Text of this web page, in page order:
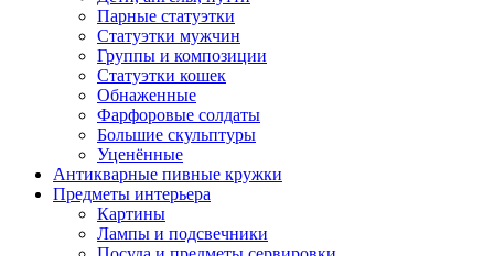
Парные статуэтки
Статуэтки мужчин
Группы и композиции
Статуэтки кошек
Обнаженные
Фарфоровые солдаты
Большие скульптуры
Уценённые
Антикварные пивные кружки
Предметы интерьера
Картины
Лампы и подсвечники